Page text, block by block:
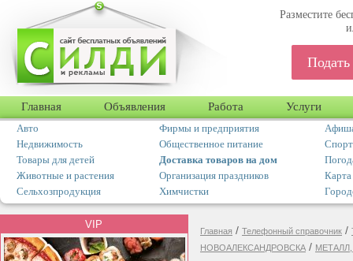
Разместите
Главная Объявления Работа Услуги
Авто Фирмы и предприятия
Недвижимость
Общественное питание
Товары для детей
Доставка товаров на дом
Животные и растения
Организация праздников
Карта
Сельхозпродукция
Химчистки
VIP
Главная / Телефонный справочник /
НОВОАЛЕКСАНДРОВСКА /